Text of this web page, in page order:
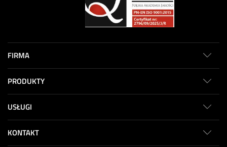
FIRMA
PRODUKTY
USŁUGI
KONTAKT